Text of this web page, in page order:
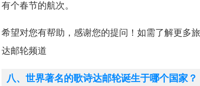
有个春节的航次。
希望对您有帮助，感谢您的提问！如需了解更多
达邮轮频道
八、世界著名的歌诗达邮轮诞生于哪个国家？